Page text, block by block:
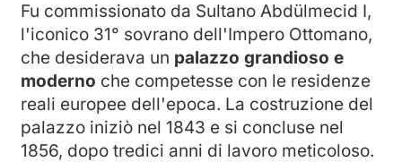
Fu commissionato da Sultano Abdülmecid I,
l'iconico 31° sovrano dell'Impero Ottomano,
che desiderava un palazzo grandioso e
moderno che competesse con le residenze
reali europee dell'epoca. La costruzione del
palazzo iniziò nel 1843 e si concluse nel
1856, dopo tredici anni di lavoro meticoloso.